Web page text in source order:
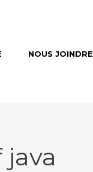
NOUS JOINDRE